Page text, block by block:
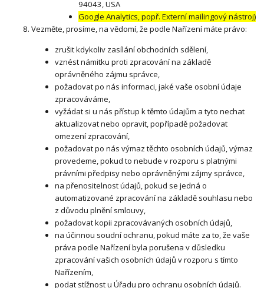
94043, USA
Google Analytics, popř. Externí mailingový nástroj)
Vezměte, prosíme, na vědomí, že podle Nařízení máte právo:
zrušit kdykoliv zasílání obchodních sdělení,
vznést námitku proti zpracování na základě
oprávněného zájmu správce,
požadovat po nás informaci, jaké vaše osobní údaje
zpracováváme,
vyžádat si u nás přístup k těmto údajům a tyto nechat
aktualizovat nebo opravit, popřípadě požadovat
omezení zpracování,
požadovat po nás výmaz těchto osobních údajů, výmaz
provedeme, pokud to nebude v rozporu s platnými
právními předpisy nebo oprávněnými zájmy správce,
na přenositelnost údajů, pokud se jedná o
automatizované zpracování na základě souhlasu nebo
z důvodu plnění smlouvy,
požadovat kopii zpracovávaných osobních údajů,
na účinnou soudní ochranu, pokud máte za to, že vaše
práva podle Nařízení byla porušena v důsledku
zpracování vašich osobních údajů v rozporu s tímto
Nařízením,
podat stížnost u Úřadu pro ochranu osobních údajů.